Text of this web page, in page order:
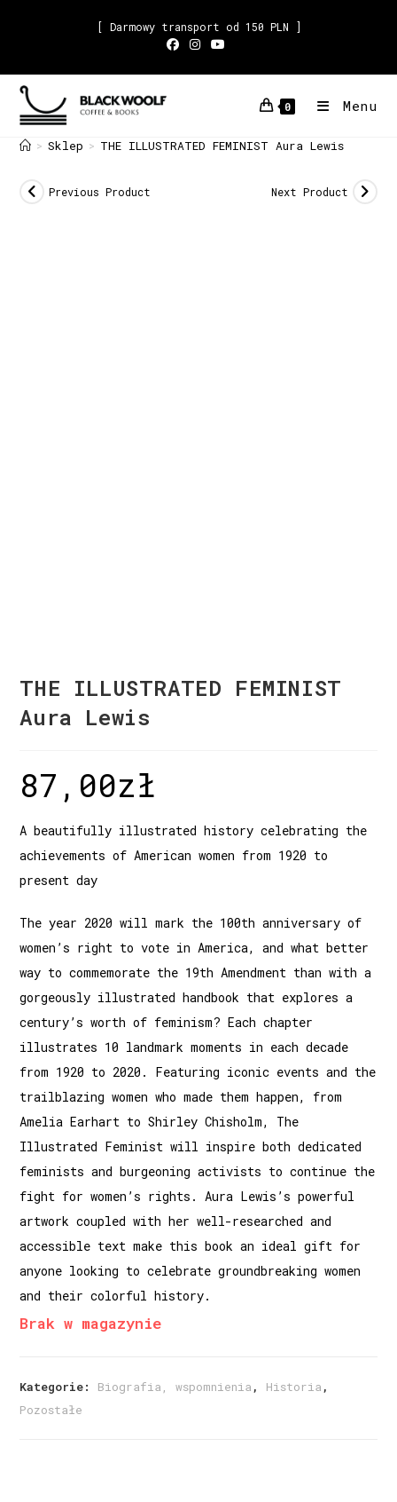
[ Darmowy transport od 150 PLN ]
0 Menu
> Sklep > THE ILLUSTRATED FEMINIST Aura Lewis
Previous Product Next Product
THE ILLUSTRATED FEMINIST
Aura Lewis
87,00zł
A beautifully illustrated history celebrating the
achievements of American women from 1920 to
present day
The year 2020 will mark the 100th anniversary of
women’s right to vote in America, and what better
way to commemorate the 19th Amendment than with a
gorgeously illustrated handbook that explores a
century’s worth of feminism? Each chapter
illustrates 10 landmark moments in each decade
from 1920 to 2020. Featuring iconic events and the
trailblazing women who made them happen, from
Amelia Earhart to Shirley Chisholm, The
Illustrated Feminist will inspire both dedicated
feminists and burgeoning activists to continue the
fight for women’s rights. Aura Lewis’s powerful
artwork coupled with her well-researched and
accessible text make this book an ideal gift for
anyone looking to celebrate groundbreaking women
and their colorful history.
Brak w magazynie
Kategorie: Biografia, wspomnienia , Historia ,
Pozostałe